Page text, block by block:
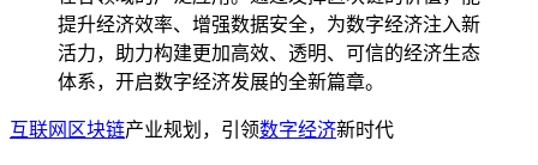
提升经济效率、增强数据安全，为数字经济注入新
活力，助力构建更加高效、透明、可信的经济生态
体系，开启数字经济发展的全新篇章。
互联网区块链产业规划，引领数字经济新时代